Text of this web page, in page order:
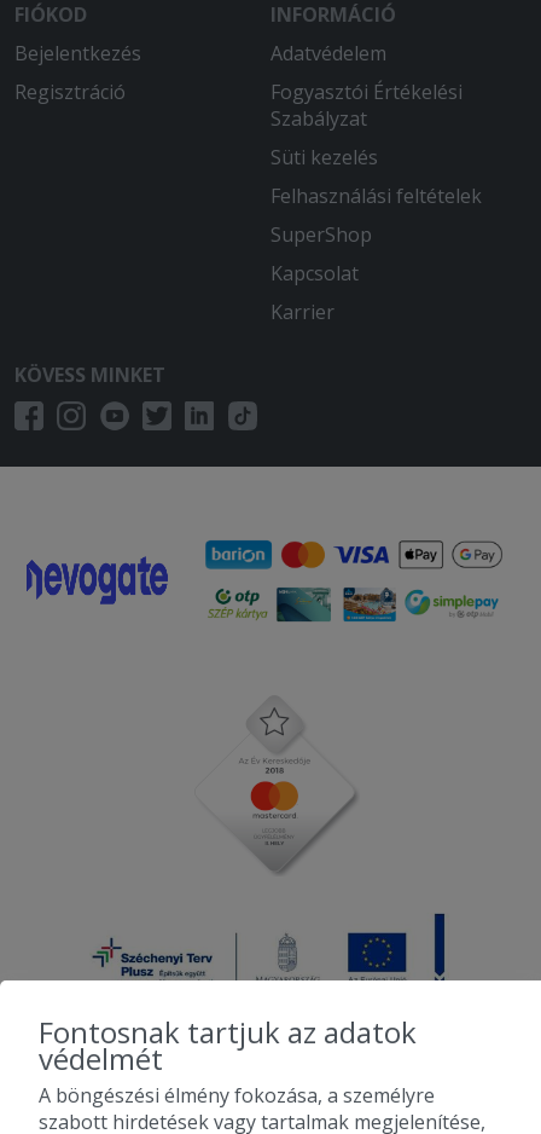
FIÓKOD
Bejelentkezés
Regisztráció
INFORMÁCIÓ
Adatvédelem
Fogyasztói Értékelési
Szabályzat
Süti kezelés
Felhasználási feltételek
SuperShop
Kapcsolat
Karrier
KÖVESS MINKET
2010-2026 Copyright - Falatozz.hu - Diston-line Kft.
Fontosnak tartjuk az adatok
védelmét
A böngészési élmény fokozása, a személyre
szabott hirdetések vagy tartalmak megjelenítése,